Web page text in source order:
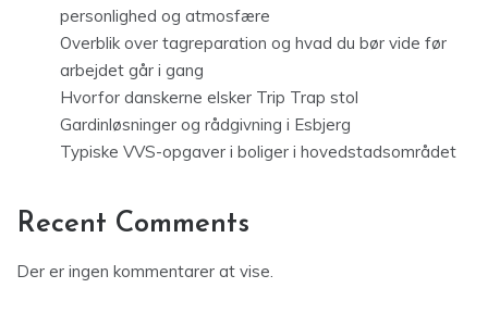
personlighed og atmosfære
Overblik over tagreparation og hvad du bør vide før
arbejdet går i gang
Hvorfor danskerne elsker Trip Trap stol
Gardinløsninger og rådgivning i Esbjerg
Typiske VVS-opgaver i boliger i hovedstadsområdet
Recent Comments
Der er ingen kommentarer at vise.